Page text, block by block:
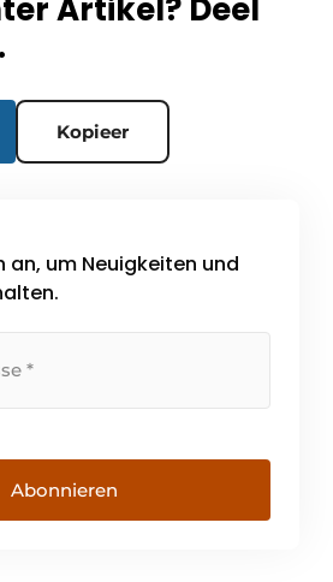
Artikel? Deel
Kopieer
an, um Neuigkeiten und
Abonnieren